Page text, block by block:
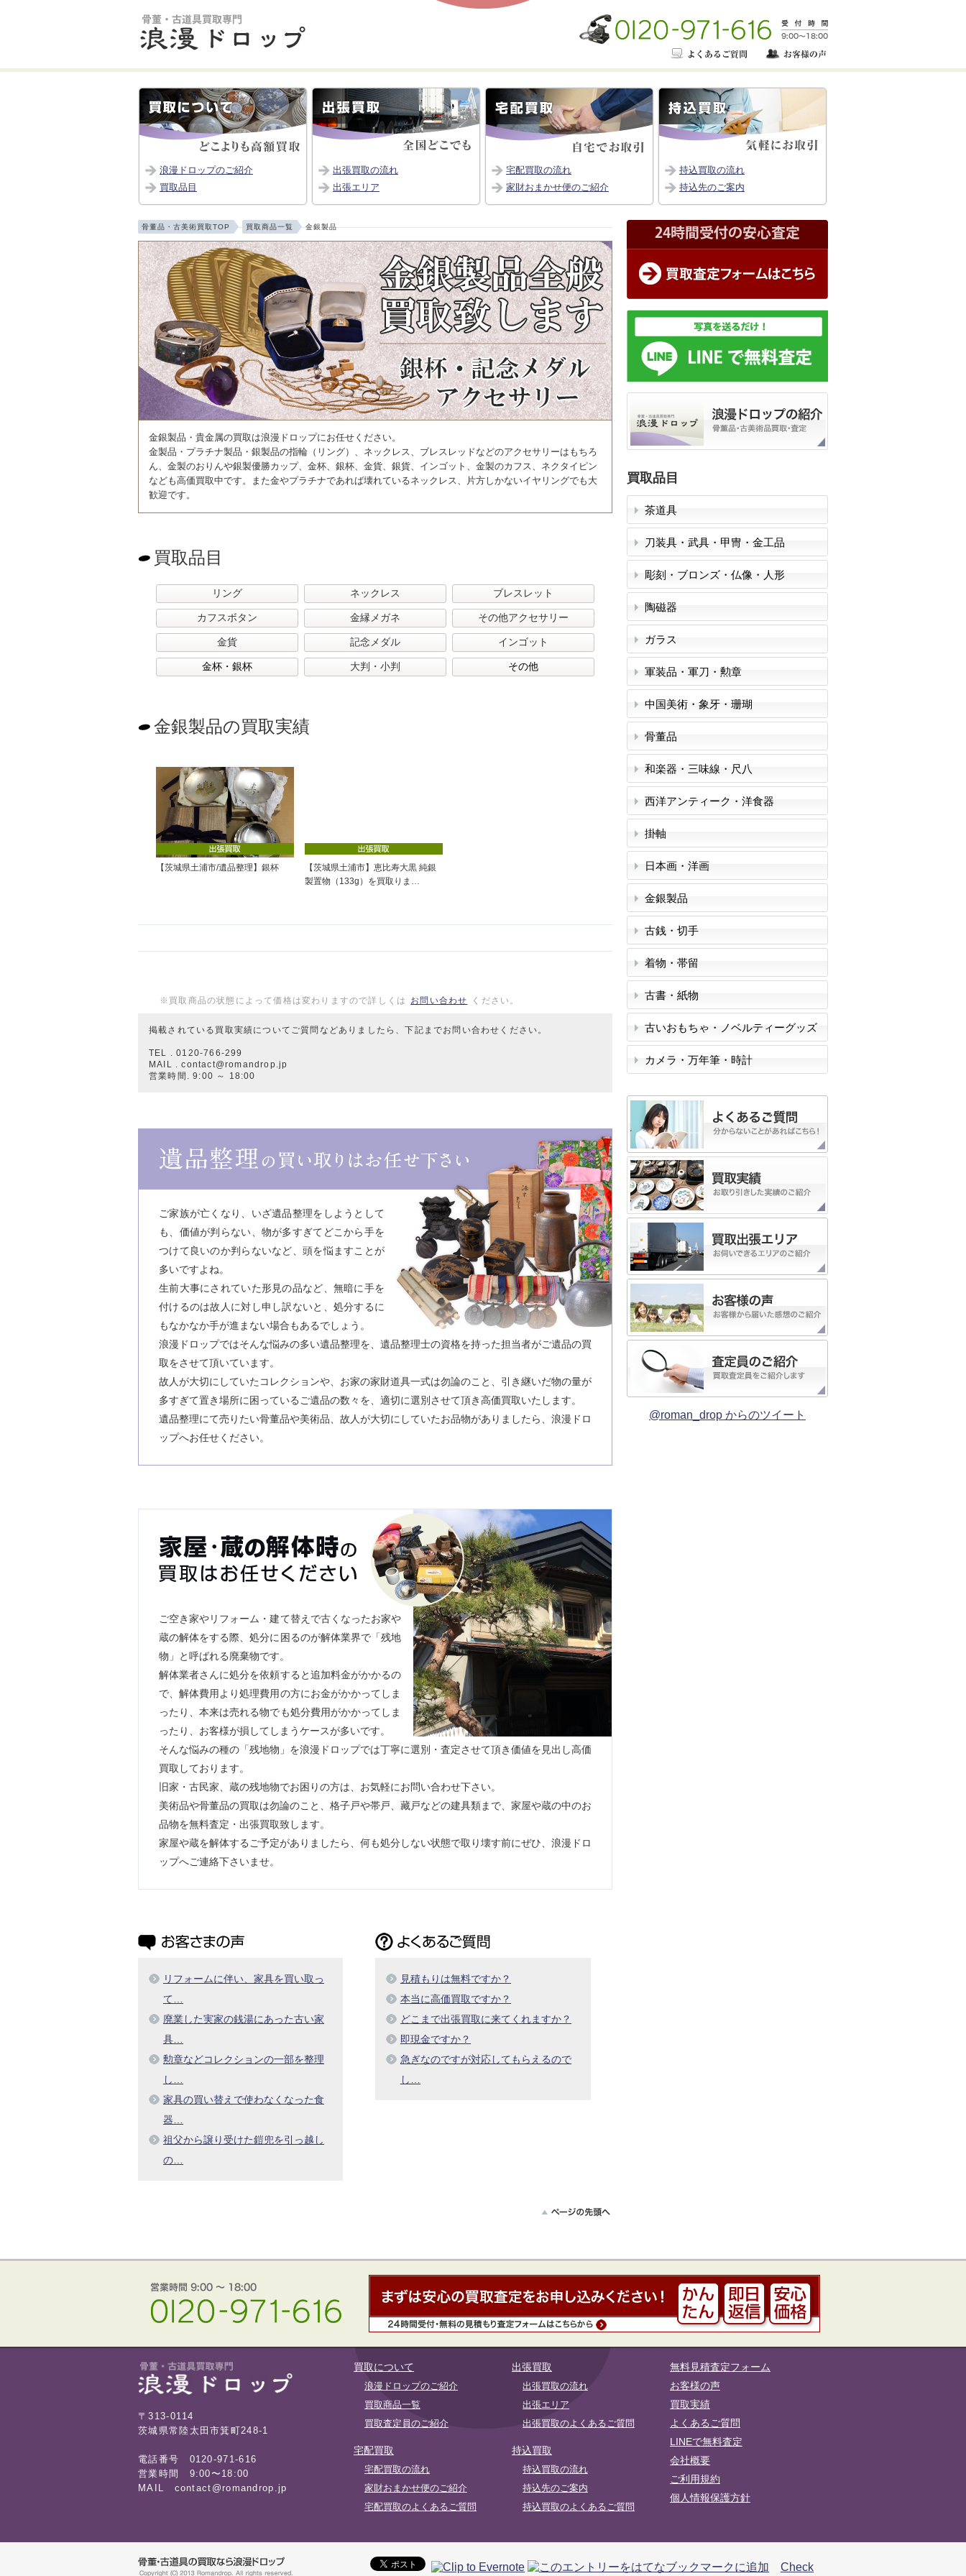
浪漫ドロップのご紹介
買取品目
出張買取の流れ
出張エリア
宅配買取の流れ
家財おまかせ便のご紹介
持込買取の流れ
持込先のご案内
骨董品・古美術買取TOP 買取商品一覧 金銀製品
金銀製品・貴金属の買取は浪漫ドロップにお任せください。
金製品・プラチナ製品・銀製品の指輪（リング）、ネックレス、ブレスレッドなどのアクセサリーはもちろ
ん、金製のおりんや銀製優勝カップ、金杯、銀杯、金貨、銀貨、インゴット、金製のカフス、ネクタイピン
なども高価買取中です。また金やプラチナであれば壊れているネックレス、片方しかないイヤリングでも大
歓迎です。
買取品目
リング ネックレス ブレスレット
カフスボタン 金縁メガネ その他アクセサリー
金貨 記念メダル インゴット
金杯・銀杯
大判・小判
その他
金銀製品の買取実績
【茨城県土浦市/遺品整理】銀杯
【茨城県土浦市】恵比寿大黒 純銀
製置物（133g）を買取りま…
※買取商品の状態によって価格は変わりますので詳しくは お問い合わせ ください。
掲載されている買取実績についてご質問などありましたら、下記までお問い合わせください。
TEL . 0120-766-299
MAIL . contact@romandrop.jp
営業時間. 9:00 ～ 18:00
ご家族が亡くなり、いざ遺品整理をしようとして
も、価値が判らない、物が多すぎてどこから手を
つけて良いのか判らないなど、頭を悩ますことが
多いですよね。
生前大事にされていた形見の品など、無暗に手を
付けるのは故人に対し申し訳ないと、処分するに
もなかなか手が進まない場合もあるでしょう。
浪漫ドロップではそんな悩みの多い遺品整理を、遺品整理士の資格を持った担当者がご遺品の買
取をさせて頂いています。
故人が大切にしていたコレクションや、お家の家財道具一式は勿論のこと、引き継いだ物の量が
多すぎて置き場所に困っているご遺品の数々を、適切に選別させて頂き高価買取いたします。
遺品整理にて売りたい骨董品や美術品、故人が大切にしていたお品物がありましたら、浪漫ドロ
ップへお任せください。
ご空き家やリフォーム・建て替えで古くなったお家や
蔵の解体をする際、処分に困るのが解体業界で「残地
物」と呼ばれる廃棄物です。
解体業者さんに処分を依頼すると追加料金がかかるの
で、解体費用より処理費用の方にお金がかかってしま
ったり、本来は売れる物でも処分費用がかかってしま
ったり、お客様が損してしまうケースが多いです。
そんな悩みの種の「残地物」を浪漫ドロップでは丁寧に選別・査定させて頂き価値を見出し高価
買取しております。
旧家・古民家、蔵の残地物でお困りの方は、お気軽にお問い合わせ下さい。
美術品や骨董品の買取は勿論のこと、格子戸や帯戸、藏戸などの建具類まで、家屋や蔵の中のお
品物を無料査定・出張買取致します。
家屋や蔵を解体するご予定がありましたら、何も処分しない状態で取り壊す前にぜひ、浪漫ドロ
ップへご連絡下さいませ。
リフォームに伴い、家具を買い取っ
て…
廃業した実家の銭湯にあった古い家
具…
勲章などコレクションの一部を整理
し…
家具の買い替えで使わなくなった食
器…
祖父から譲り受けた鎧兜を引っ越し
の…
見積もりは無料ですか？
本当に高価買取ですか？
どこまで出張買取に来てくれますか？
即現金ですか？
急ぎなのですが対応してもらえるので
し…
買取品目
茶道具
刀装具・武具・甲冑・金工品
彫刻・ブロンズ・仏像・人形
陶磁器
ガラス
軍装品・軍刀・勲章
中国美術・象牙・珊瑚
骨董品
和楽器・三味線・尺八
西洋アンティーク・洋食器
掛軸
日本画・洋画
金銀製品
古銭・切手
着物・帯留
古書・紙物
古いおもちゃ・ノベルティーグッズ
カメラ・万年筆・時計
@roman_drop からのツイート
〒313-0114
茨城県常陸太田市箕町248-1
電話番号 0120-971-616
営業時間 9:00〜18:00
MAIL contact@romandrop.jp
買取について
浪漫ドロップのご紹介
買取商品一覧
買取査定員のご紹介
宅配買取
宅配買取の流れ
家財おまかせ便のご紹介
宅配買取のよくあるご質問
出張買取
出張買取の流れ
出張エリア
出張買取のよくあるご質問
持込買取
持込買取の流れ
持込先のご案内
持込買取のよくあるご質問
無料見積査定フォーム
お客様の声
買取実績
よくあるご質問
LINEで無料査定
会社概要
ご利用規約
個人情報保護方針
Check